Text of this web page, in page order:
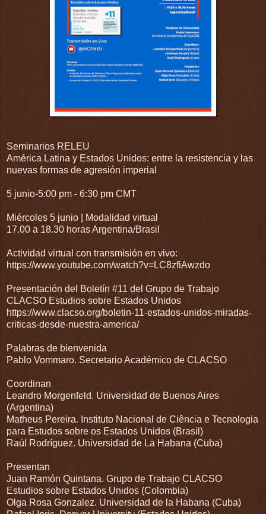
Seminarios RELEU
América Latina y Estados Unidos: entre la resistencia y las
nuevas formas de agresión imperial
5 junio-5:00 pm - 6:30 pm CMT
Miércoles 5 junio | Modalidad virtual
17.00 a 18.30 horas Argentina/Brasil
Actividad virtual con transmisión en vivo:
https://www.youtube.com/watch?v=LC8zfiAwzdo
Presentación del Boletín #11 del Grupo de Trabajo
CLACSO Estudios sobre Estados Unidos
https://www.clacso.org/boletin-11-estados-unidos-miradas-
criticas-desde-nuestra-america/
Palabras de bienvenida
Pablo Vommaro. Secretario Académico de CLACSO
Coordinan
Leandro Morgenfeld. Universidad de Buenos Aires
(Argentina)
Matheus Pereira. Instituto Nacional de Ciência e Tecnologia
para Estudos sobre os Estados Unidos (Brasil)
Raúl Rodríguez. Universidad de La Habana (Cuba)
Presentan
Juan Ramón Quintana. Grupo de Trabajo CLACSO
Estudios sobre Estados Unidos (Colombia)
Olga Rosa Gonzalez. Universidad de la Habana (Cuba)